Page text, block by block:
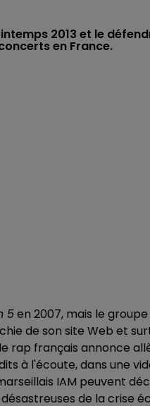
2013 et le
en France.
5en 2007, mais le
de son site Web et
rap français annonce
à l'écoute, dans une
IAM peuvent
de la crise